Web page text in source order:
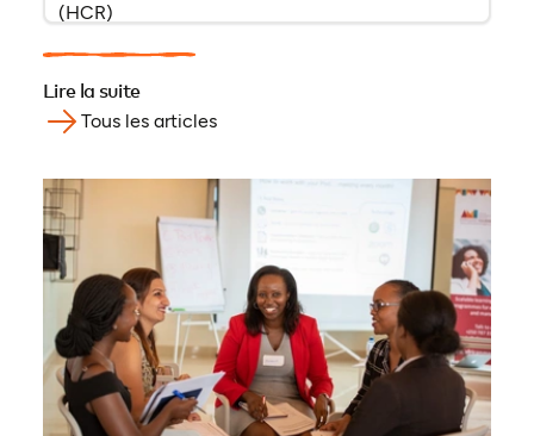
(HCR)
Lire la suite
Tous les articles